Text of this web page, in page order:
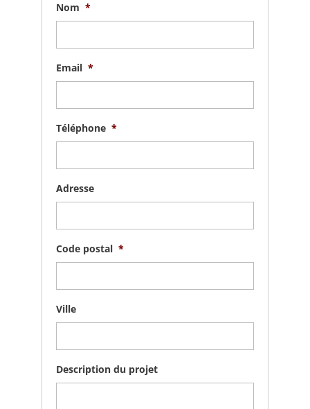
Nom *
Email *
Téléphone *
Adresse
Code postal *
Ville
Description du projet